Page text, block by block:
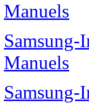
Manuels
Manuels